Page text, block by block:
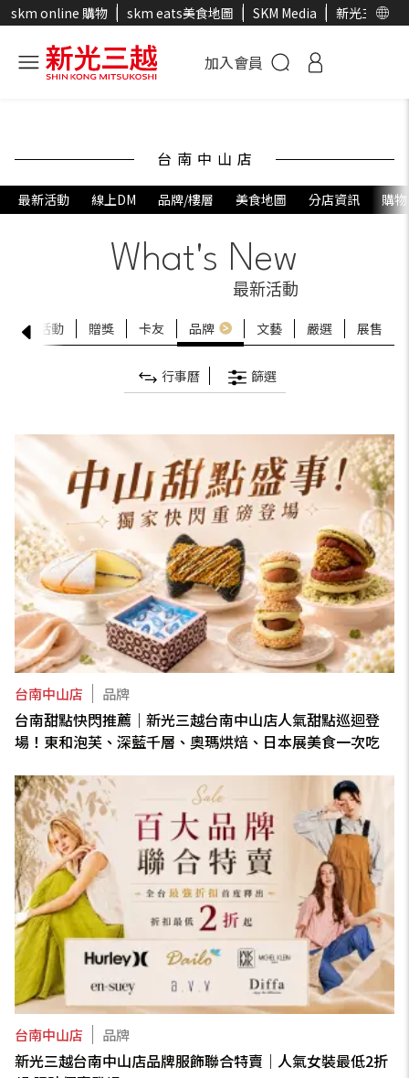
skm online 購物 skm eats美食地圖 SKM Media 新光三越官
加入會員
台南中山店
最新活動 線上DM 品牌/樓層 美食地圖 分店資訊 購
What's New
最新活動
全部活動 贈獎 卡友 品牌 文藝 嚴選 展售
行事曆 篩選
台南中山店 品牌
台南甜點快閃推薦｜新光三越台南中山店人氣甜點巡迴登
場！東和泡芙、深藍千層、奧瑪烘焙、日本展美食一次吃
台南中山店 品牌
新光三越台南中山店品牌服飾聯合特賣｜人氣女裝最低2折